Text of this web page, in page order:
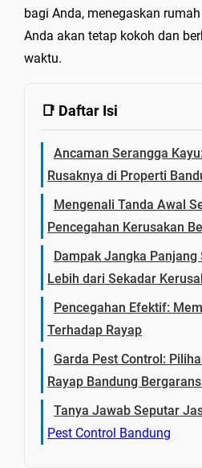
bagi Anda, menegaskan
Anda akan tetap kokoh dan
waktu.
📑 Daftar Isi
Ancaman Serangga
Rusaknya di Properti
Mengenali Tanda Awal
Pencegahan Kerusakan
Dampak Jangka Panjang
Lebih dari Sekadar
Pencegahan Efektif:
Terhadap Rayap
Garda Pest Control:
Rayap Bandung
Tanya Jawab Seputar
Pest Control Bandung